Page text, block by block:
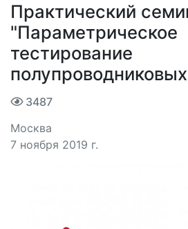
Практический
"Параметрическое
тестирование
3487
Москва
7 ноября 2019 г.